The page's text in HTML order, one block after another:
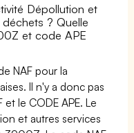
Dépollution et
? Quelle
et code APE
NAF pour la
Il n'y a donc pas
le CODE APE. Le
et autres services